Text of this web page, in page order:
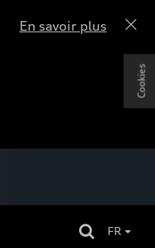
En savoir plus
FR
Cookies